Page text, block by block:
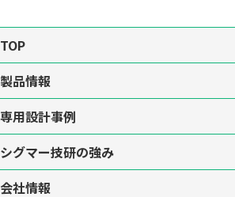
TOP
製品情報
専用設計事例
シグマー技研の強み
会社情報